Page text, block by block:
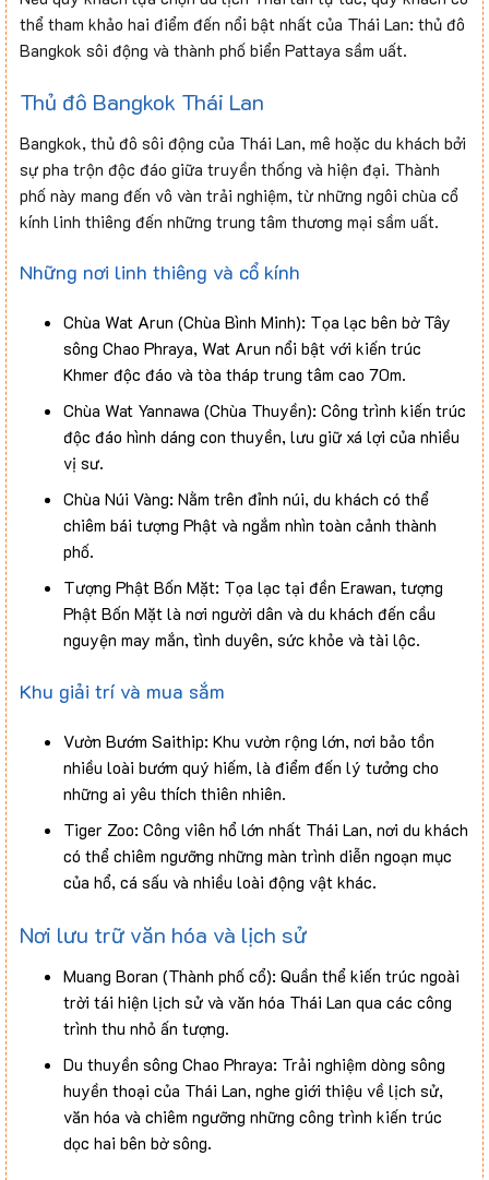
thể tham khảo hai điểm đến nổi bật nhất của Thái Lan: thủ đô
Bangkok sôi động và thành phố biển Pattaya sầm uất.
Thủ đô Bangkok Thái Lan
Bangkok, thủ đô sôi động của Thái Lan, mê hoặc du khách bởi
sự pha trộn độc đáo giữa truyền thống và hiện đại. Thành
phố này mang đến vô vàn trải nghiệm, từ những ngôi chùa cổ
kính linh thiêng đến những trung tâm thương mại sầm uất.
Những nơi linh thiêng và cổ kính
Chùa Wat Arun (Chùa Bình Minh): Tọa lạc bên bờ Tây
sông Chao Phraya, Wat Arun nổi bật với kiến trúc
Khmer độc đáo và tòa tháp trung tâm cao 70m.
Chùa Wat Yannawa (Chùa Thuyền): Công trình kiến trúc
độc đáo hình dáng con thuyền, lưu giữ xá lợi của nhiều
vị sư.
Chùa Núi Vàng: Nằm trên đỉnh núi, du khách có thể
chiêm bái tượng Phật và ngắm nhìn toàn cảnh thành
phố.
Tượng Phật Bốn Mặt: Tọa lạc tại đền Erawan, tượng
Phật Bốn Mặt là nơi người dân và du khách đến cầu
nguyện may mắn, tình duyên, sức khỏe và tài lộc.
Khu giải trí và mua sắm
Vườn Bướm Saithip: Khu vườn rộng lớn, nơi bảo tồn
nhiều loài bướm quý hiếm, là điểm đến lý tưởng cho
những ai yêu thích thiên nhiên.
Tiger Zoo: Công viên hổ lớn nhất Thái Lan, nơi du khách
có thể chiêm ngưỡng những màn trình diễn ngoạn mục
của hổ, cá sấu và nhiều loài động vật khác.
Nơi lưu trữ văn hóa và lịch sử
Muang Boran (Thành phố cổ): Quần thể kiến trúc ngoài
trời tái hiện lịch sử và văn hóa Thái Lan qua các công
trình thu nhỏ ấn tượng.
Du thuyền sông Chao Phraya: Trải nghiệm dòng sông
huyền thoại của Thái Lan, nghe giới thiệu về lịch sử,
văn hóa và chiêm ngưỡng những công trình kiến trúc
dọc hai bên bờ sông.